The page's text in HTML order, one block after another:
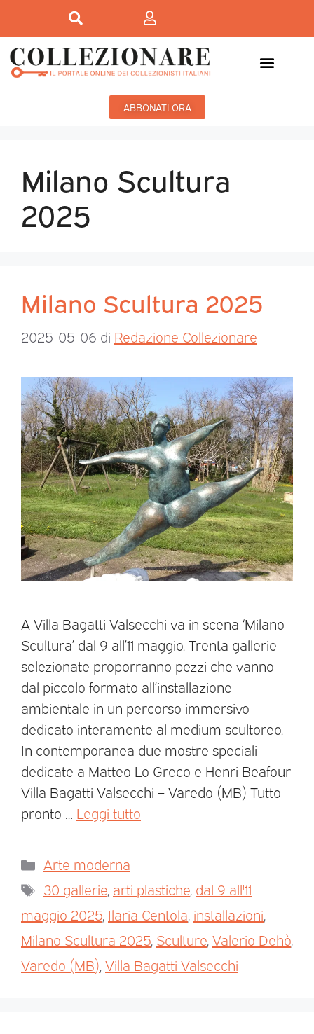
ABBONATI ORA
Milano Scultura
2025
Milano Scultura 2025
2025-05-06 di Redazione Collezionare
A Villa Bagatti Valsecchi va in scena ‘Milano
Scultura’ dal 9 all’11 maggio. Trenta gallerie
selezionate proporranno pezzi che vanno
dal piccolo formato all’installazione
ambientale in un percorso immersivo
dedicato interamente al medium scultoreo.
In contemporanea due mostre speciali
dedicate a Matteo Lo Greco e Henri Beafour
Villa Bagatti Valsecchi – Varedo (MB) Tutto
pronto … Leggi tutto
Arte moderna
30 gallerie, arti plastiche, dal 9 all'11
maggio 2025, Ilaria Centola, installazioni,
Milano Scultura 2025, Sculture,Valerio Dehò,
Varedo (MB),Villa Bagatti Valsecchi